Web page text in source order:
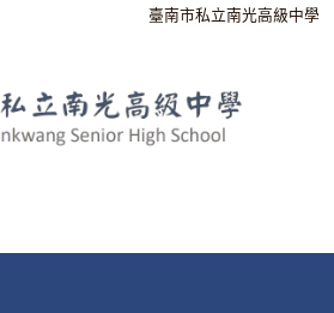
臺南市私立南光高級中學